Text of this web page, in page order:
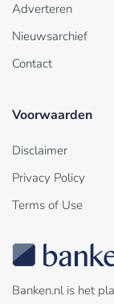
Adverteren
Nieuwsarchief
Contact
Voorwaarden
Disclaimer
Privacy Policy
Terms of Use
Banken.nl is het